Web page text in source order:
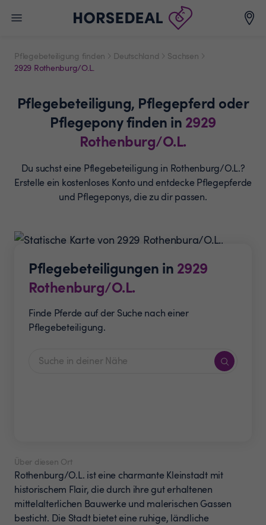
Pflegebeteiligung finden Deutschland
Sachsen
2929 Rothenburg/O.L.
Pflegebeteiligung, Pflegepferd oder
Pflegeponyfinden in 2929
Rothenburg/O.L.
Du suchst eine Pflegebeteiligung in Rothenburg/O.L.?
Erstelle ein kostenloses Konto und entdecke Pflegepferde
und Pflegeponys, die zu dir passen.
Pflegebeteiligungen in 2929
Rothenburg/O.L.
Finde Pferde auf der Suche nach einer
Pflegebeteiligung.
Über diesen Ort
Rothenburg/O.L. ist eine charmante Kleinstadt mit
historischem Flair, die durch ihre gut erhaltenen
mittelalterlichen Bauwerke und malerischen Gassen
besticht. Die Stadt bietet eine ruhige, ländliche